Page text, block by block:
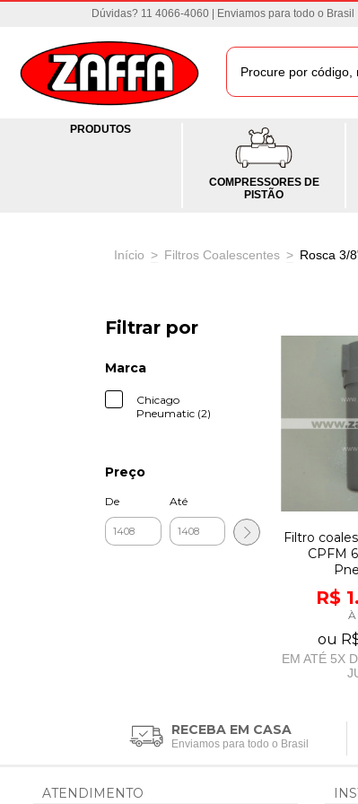
Dúvidas? 11 4066-4060 | Enviamos para todo o Brasil
PRODUTOS
COMPRESSORES DE
PISTÃO
Início > Filtros Coalescentes > Rosca 3/
Filtrar por
Marca
Chicago
Pneumatic (2)
Preço
De Até
Filtro
CPFM
R$
À
ou
EM ATÉ 5X
RECEBA EM CASA
Enviamos para todo o Brasil
ATENDIMENTO